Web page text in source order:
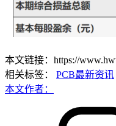
本文链接：https://
相关标签： PCB最新资讯
本文作者：